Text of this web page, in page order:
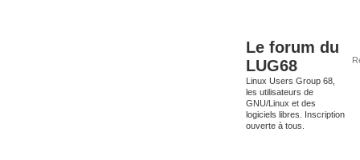
Le forum du
LUG68
Linux Users Group 68,
les utilisateurs de
GNU/Linux et des
logiciels libres. Inscription
ouverte à tous.